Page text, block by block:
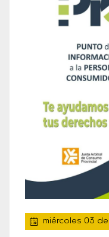
miércoles 03